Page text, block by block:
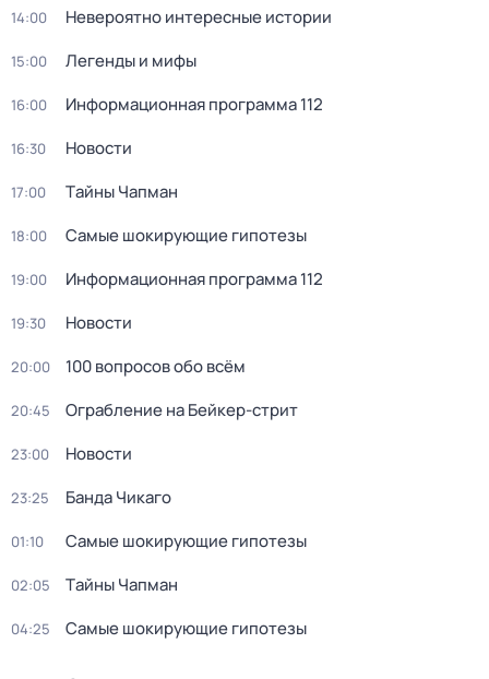
14:00 Невероятно интересные истории
15:00 Легенды и мифы
16:00 Информационная программа 112
16:30 Новости
17:00 Тaйны Чапман
18:00 Самые шoкиpующие гипотезы
19:00 Информационная программа 112
19:30 Новости
20:00 100 вопросов обо всём
20:45 Ограбление на Бейкер-стрит
23:00 Новости
23:25 Банда Чикаго
01:10 Самые шoкиpующие гипотезы
02:05 Тaйны Чапман
04:25 Самые шoкиpующие гипотезы